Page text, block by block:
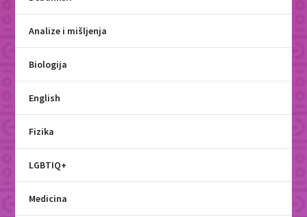
Analize i mišljenja
Biologija
English
Fizika
LGBTIQ+
Medicina